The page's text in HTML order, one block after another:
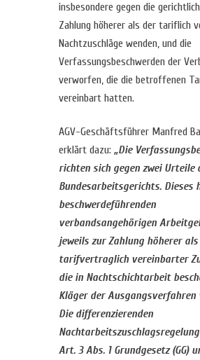
insbesondere gegen die
Zahlung höherer als der tariflich
Nachtzuschläge wenden, und die
Verfassungsbeschwerden der
verworfen, die die betroffenen
vereinbart hatten.
AGV-Geschäftsführer Manfred
erklärt dazu: „Die
richten sich gegen zwei Urteile
Bundesarbeitsgerichts. Dieses
beschwerdeführenden
verbandsangehörigen
jeweils zur Zahlung höherer als
tarifvertraglich vereinbarter
die in Nachtschichtarbeit
Kläger der
Die differenzierenden
Art. 3 Abs. 1 Grundgesetz (GG)